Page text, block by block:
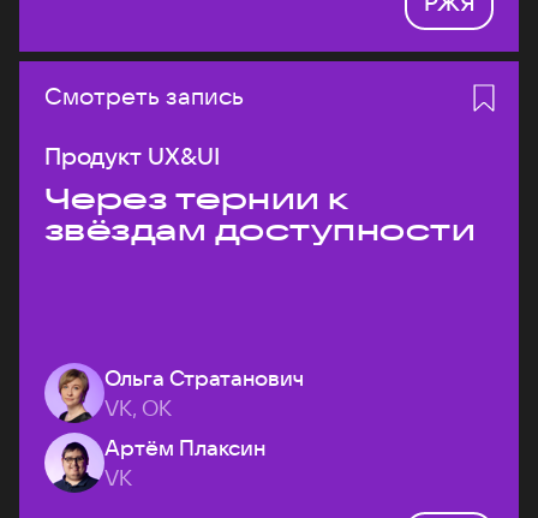
Смотреть запись
Продукт UX&UI
Через тернии к
звёздам доступности
Ольга Стратанович
VK, ОК
Артём Плаксин
VK